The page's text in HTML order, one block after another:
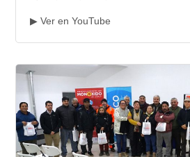
▶ Ver en YouTube